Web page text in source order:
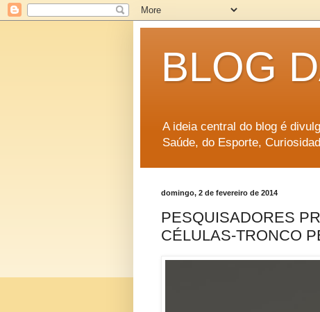
BLOG
A ideia central do blog é
Saúde, do Esporte,
domingo, 2 de fevereiro de 2014
PESQUISADORES
CÉLULAS-TRONCO